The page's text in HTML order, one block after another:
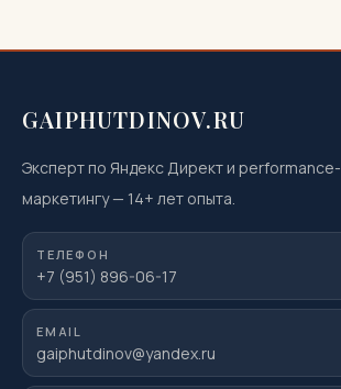
GAIPHUTDINOV.RU
Эксперт по Яндекс Директ и performance-
маркетингу— 14+ лет опыта.
ТЕЛЕФОН
+7 (951) 896-06-17
EMAIL
gaiphutdinov@yandex.ru